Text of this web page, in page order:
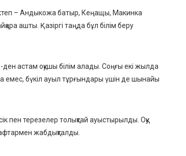
– Андыкожа батыр, Кеңащы, Макинка
ашты. Қазіргі таңда бұл білім беру
астам оқушы білім алады. Соңғы екі жылда
емес, бүкіл ауыл тұрғындары үшін де шынайы
терезелер толықтай ауыстырылды. Оқу
жабдықталды.